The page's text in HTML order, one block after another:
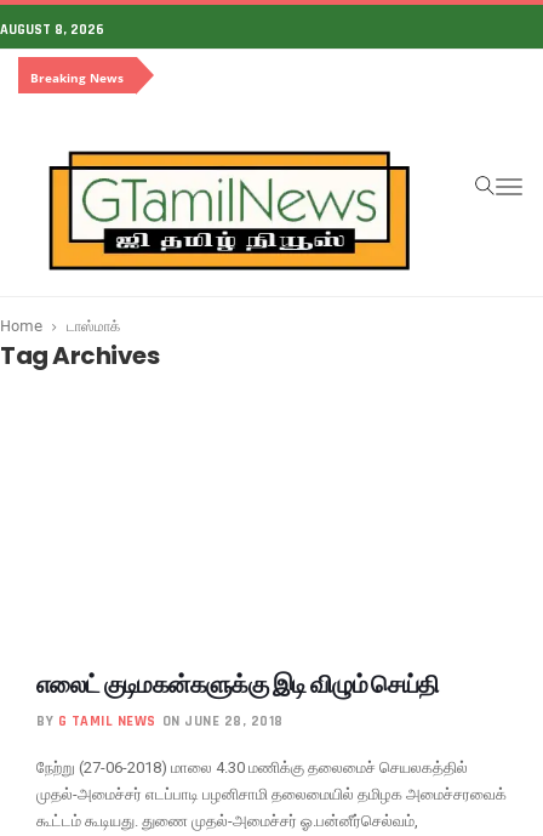
AUGUST 8, 2026
Breaking News
Home டாஸ்மாக்
Tag Archives
எலைட் குடிமகன்களுக்கு இடி விழும் செய்தி
BY G TAMIL NEWS ON JUNE 28, 2018
நேற்று (27-06-2018) மாலை 4.30 மணிக்கு தலைமைச் செயலகத்தில்
முதல்-அமைச்சர் எடப்பாடி பழனிசாமி தலைமையில் தமிழக அமைச்சரவைக்
கூட்டம் கூடியது. துணை முதல்-அமைச்சர் ஓ.பன்னீர்செல்வம்,